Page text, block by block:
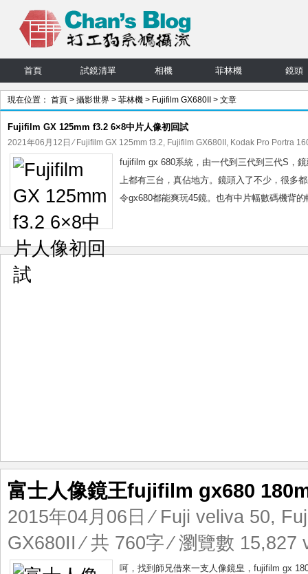
首頁 試鏡清單 相機 菲林機 鏡頭
現在位置： 首頁 > 攝影世界 > 菲林機 > Fujifilm GX680II > 文章
Fujifilm GX 125mm f3.2 6×8中片人像初回試
2021年06月12日 ⁄ Fujifilm GX 125mm f3.2, Fujifilm GX680II , Kodak Pro Portra
fujifilm gx 680系統，由一代到三代到三代S，
上都有三台，真佔地方。鏡頭入了不少，很多
令gx680都能爽玩45鏡。也有中片幅數碼機背
富士人像鏡王fujifilm gx680
2015年04月06日 ⁄ Fuji veliva 50,
GX680II⁄ 共 760字 ⁄ 瀏覽數 15,827
呵，找到師兄借來一支人像鏡皇，fujifilm gx